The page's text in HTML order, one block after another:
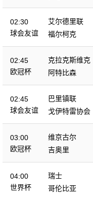
02:30
球会友谊
艾尔德里联
福尔柯克
02:45
欧冠杯
克拉克斯维克
阿特比森
02:45
球会友谊
巴里镇联
戈伊特雷协会
03:00
欧冠杯
维京古尔
吉奥里
04:00
世界杯
瑞士
哥伦比亚